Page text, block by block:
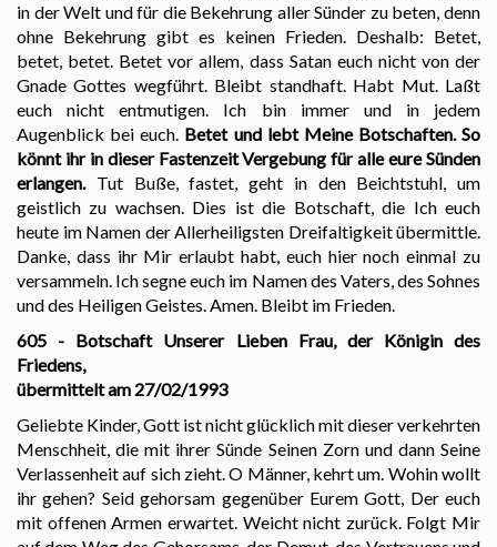
in der Welt und für die Bekehrung aller Sünder zu beten, denn
ohne Bekehrung gibt es keinen Frieden. Deshalb: Betet,
betet, betet. Betet vor allem, dass Satan euch nicht von der
Gnade Gottes wegführt. Bleibt standhaft. Habt Mut. Laßt
euch nicht entmutigen. Ich bin immer und in jedem
Augenblick bei euch. Betet und lebt Meine Botschaften. So
könnt ihr in dieser Fastenzeit Vergebung für alle eure Sünden
erlangen. Tut Buße, fastet, geht in den Beichtstuhl, um
geistlich zu wachsen. Dies ist die Botschaft, die Ich euch
heute im Namen der Allerheiligsten Dreifaltigkeit übermittle.
Danke, dass ihr Mir erlaubt habt, euch hier noch einmal zu
versammeln. Ich segne euch im Namen des Vaters, des Sohnes
und des Heiligen Geistes. Amen. Bleibt im Frieden.
605 - Botschaft Unserer Lieben Frau, der Königin des
Friedens,
übermittelt am 27/02/1993
Geliebte Kinder, Gott ist nicht glücklich mit dieser verkehrten
Menschheit, die mit ihrer Sünde Seinen Zorn und dann Seine
Verlassenheit auf sich zieht. O Männer, kehrt um. Wohin wollt
ihr gehen? Seid gehorsam gegenüber Eurem Gott, Der euch
mit offenen Armen erwartet. Weicht nicht zurück. Folgt Mir